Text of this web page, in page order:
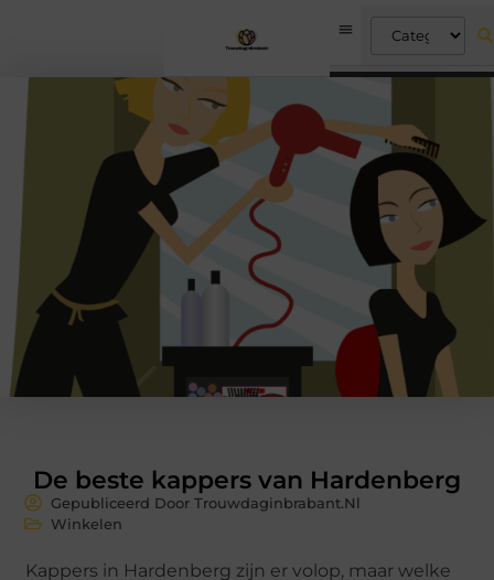
De beste kappers van Hardenberg
Gepubliceerd Door Trouwdaginbrabant.nl
Winkelen
Kappers in Hardenberg zijn er volop, maar welke